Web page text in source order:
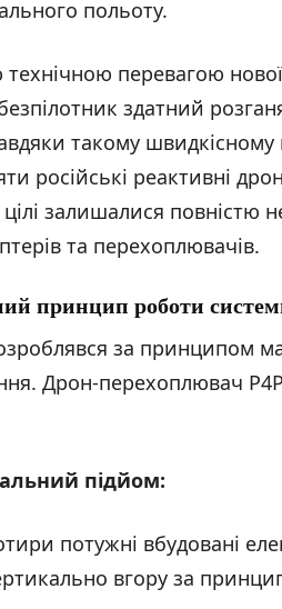
польоту.
перевагою
здатний
такому
російські реактивні
цілі залишалися
та перехоплювачів.
принцип роботи
за принципом
Дрон-перехоплювач P4P
підйом:
потужні вбудовані
вгору за